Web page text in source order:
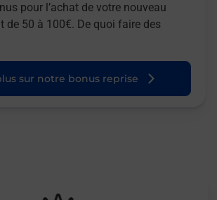
pour l’achat de votre nouveau
de 50 à 100€. De quoi faire des
sur notre bonus reprise